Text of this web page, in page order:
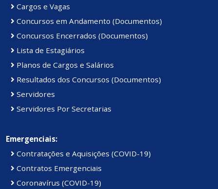
Cargos e Vagas
Concursos em Andamento (Documentos)
Concursos Encerrados (Documentos)
Lista de Estagiários
Planos de Cargos e Salários
Resultados dos Concursos (Documentos)
Servidores
Servidores Por Secretarias
Emergenciais:
Contratações e Aquisições (COVID-19)
Contratos Emergenciais
Coronavírus (COVID-19)